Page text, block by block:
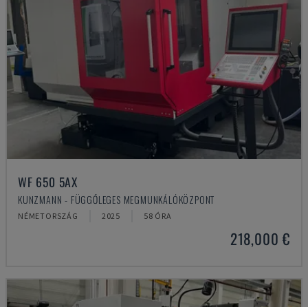
WF 650 5AX
KUNZMANN - FÜGGŐLEGES MEGMUNKÁLÓKÖZPONT
NÉMETORSZÁG 2025 58 ÓRA
218,000 €